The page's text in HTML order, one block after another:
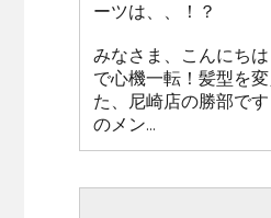
ーツは、、！？
みなさま、こんにち
で心機一転！髪型を
た、尼崎店の勝部で
のメン...